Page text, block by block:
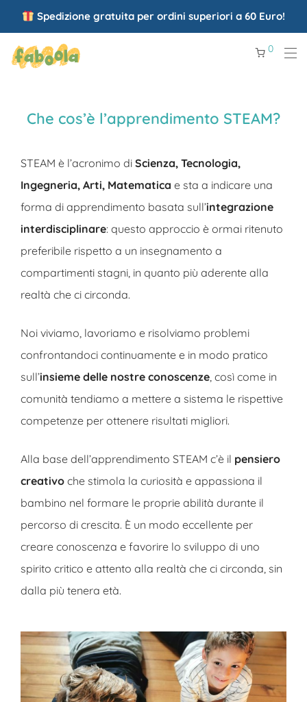
Spedizione gratuita per ordini superiori a 60 Euro!
0
Che cos’è l’apprendimento STEAM?
STEAM è l’acronimo di Scienza, Tecnologia,
Ingegneria, Arti, Matematica e sta a indicare una
forma di apprendimento basata sull’integrazione
interdisciplinare: questo approccio è ormai ritenuto
preferibile rispetto a un insegnamento a
compartimenti stagni, in quanto più aderente alla
realtà che ci circonda.
Noi viviamo, lavoriamo e risolviamo problemi
confrontandoci continuamente e in modo pratico
sull’insieme delle nostre conoscenze, così come in
comunità tendiamo a mettere a sistema le rispettive
competenze per ottenere risultati migliori.
Alla base dell’apprendimento STEAM c’è il pensiero
creativo che stimola la curiosità e appassiona il
bambino nel formare le proprie abilità durante il
percorso di crescita. È un modo eccellente per
creare conoscenza e favorire lo sviluppo di uno
spirito critico e attento alla realtà che ci circonda, sin
dalla più tenera età.